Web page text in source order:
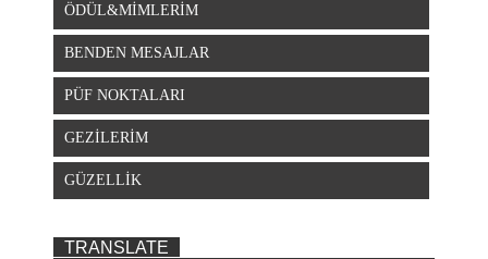
ÖDÜL&MİMLERİM
BENDEN MESAJLAR
PÜF NOKTALARI
GEZİLERİM
GÜZELLİK
TRANSLATE